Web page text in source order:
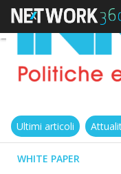
Ultimi articoli
WHITE PAPER